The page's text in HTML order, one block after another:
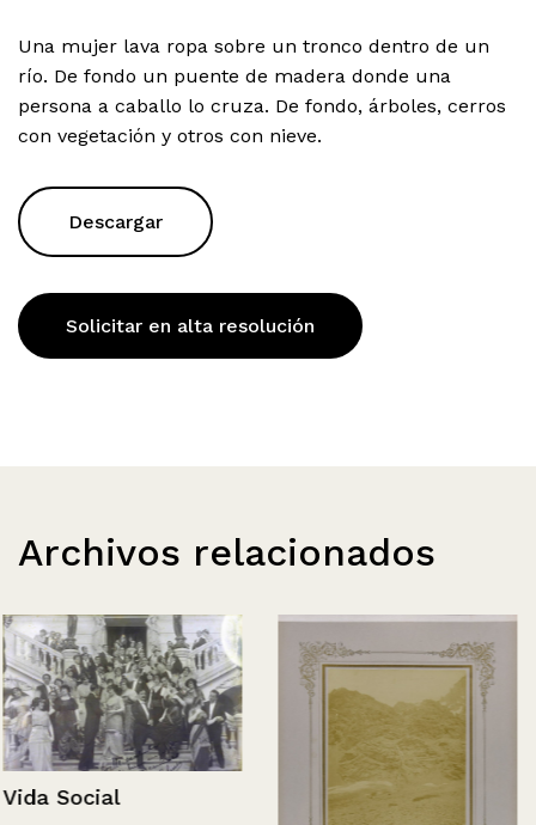
Una mujer lava ropa sobre un tronco dentro de un
río. De fondo un puente de madera donde una
persona a caballo lo cruza. De fondo, árboles, cerros
con vegetación y otros con nieve.
Descargar
Solicitar en alta resolución
Archivos relacionados
Vida Social